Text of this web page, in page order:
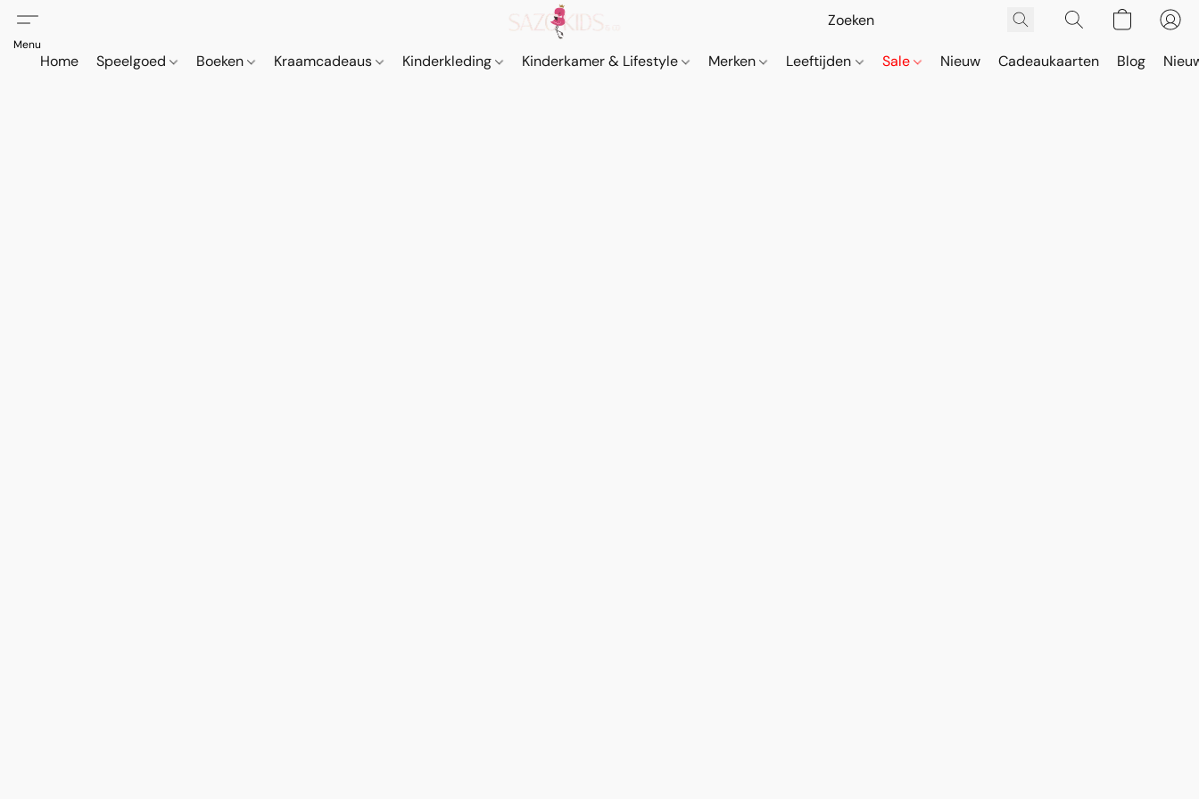
Home Speelgoed Boeken Kraamcadeaus Kinderkleding Kinderkamer & Lifestyle Merken Leeftijden Sale Nieuw Cadeaukaarten Blog